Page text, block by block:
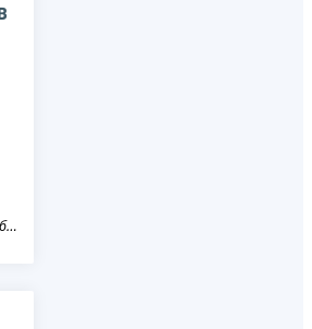
49 Магаданская область